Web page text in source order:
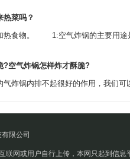
热菜吗？
?空气炸锅怎样炸才酥脆?
限公司
联网或用户自行上传，本网只起到信息